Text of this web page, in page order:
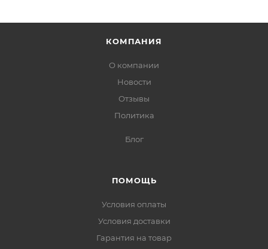
КОМПАНИЯ
О компании
Новости
Отзывы
Политика
Блог
ПОМОЩЬ
Условия оплаты
Условия доставки
Гарантия на товар